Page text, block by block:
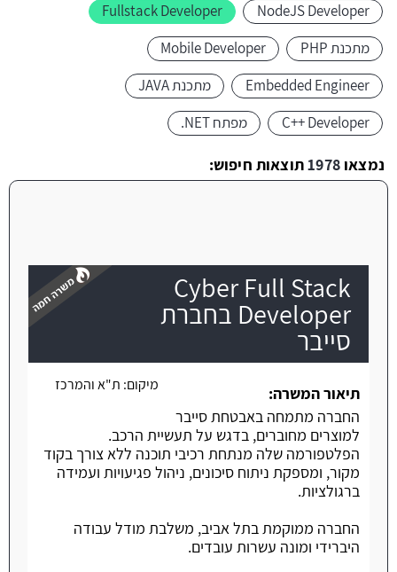
NodeJS Developer
Fullstack Developer
מתכנת PHP
Mobile Developer
Embedded Engineer
מתכנת JAVA
C++ Developer
מפתח NET.
נמצאו1978תוצאות חיפוש:
Cyber Full Stack
Developer בחברת
סייבר
משרה חמה
מיקום: ת"א והמרכז
תיאור המשרה:
החברה מתמחה באבטחת סייבר
למוצרים מחוברים, בדגש על תעשיית הרכב.
הפלטפורמה שלה מנתחת רכיבי תוכנה ללא צורך בקוד
מקור, ומספקת ניתוח סיכונים, ניהול פגיעויות ועמידה
ברגולציות.
החברה ממוקמת בתל אביב, משלבת מודל עבודה
היברידי ומונה עשרות עובדים.